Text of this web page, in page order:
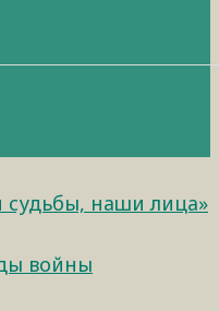
наши лица»
войны